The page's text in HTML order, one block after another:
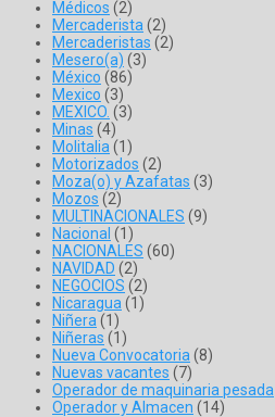
Médicos (2)
Mercaderista(2)
Mercaderistas (2)
Mesero(a) (3)
México (86)
Mexico (3)
MEXICO. (3)
Minas (4)
Molitalia(1)
Motorizados (2)
Moza(o) y Azafatas (3)
Mozos (2)
MULTINACIONALES (9)
Nacional (1)
NACIONALES (60)
NAVIDAD (2)
NEGOCIOS (2)
Nicaragua(1)
Niñera(1)
Niñeras (1)
Nueva Convocatoria(8)
Nuevas vacantes (7)
Operador de maquinaria pesada
Operador y Almacen (14)